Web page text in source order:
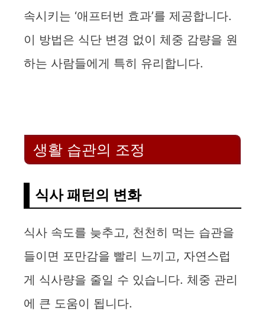
속시키는 ‘애프터번 효과’를 제공합니다.
이 방법은 식단 변경 없이 체중 감량을 원
하는 사람들에게 특히 유리합니다.
생활 습관의 조정
식사 패턴의 변화
식사 속도를 늦추고, 천천히 먹는 습관을
들이면 포만감을 빨리 느끼고, 자연스럽
게 식사량을 줄일 수 있습니다. 체중 관리
에 큰 도움이 됩니다.